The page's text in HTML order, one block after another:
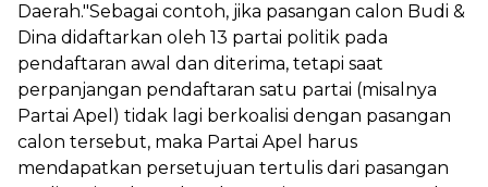
Daerah."Sebagai contoh, jika pasangan calon Budi &
Dina didaftarkan oleh 13 partai politik pada
pendaftaran awal dan diterima, tetapi saat
perpanjangan pendaftaran satu partai (misalnya
Partai Apel) tidak lagi berkoalisi dengan pasangan
calon tersebut, maka Partai Apel harus
mendapatkan persetujuan tertulis dari pasangan